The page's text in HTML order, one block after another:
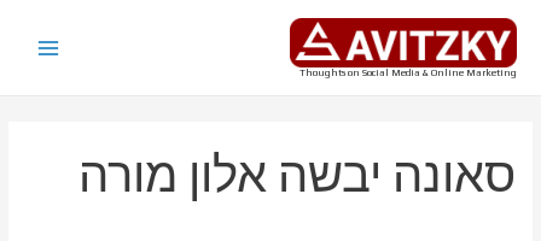
דילוג
לתוכן
Thoughts on Social Media & Online Marketing
סאונה יבשה אלון מורה